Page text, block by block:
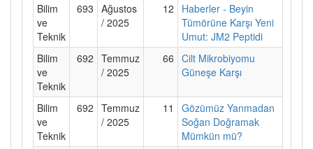
Bilim
ve
Teknik
693 Ağustos
/ 2025
12
Haberler - Beyin
Tümörüne Karşı Yeni
Umut: JM2 Peptidi
Bilim
ve
Teknik
692 Temmuz
/ 2025
66 Cilt Mikrobiyomu
Güneşe Karşı
Bilim
ve
Teknik
692 Temmuz
/ 2025
11
Gözümüz Yanmadan
Soğan Doğramak
Mümkün mü?